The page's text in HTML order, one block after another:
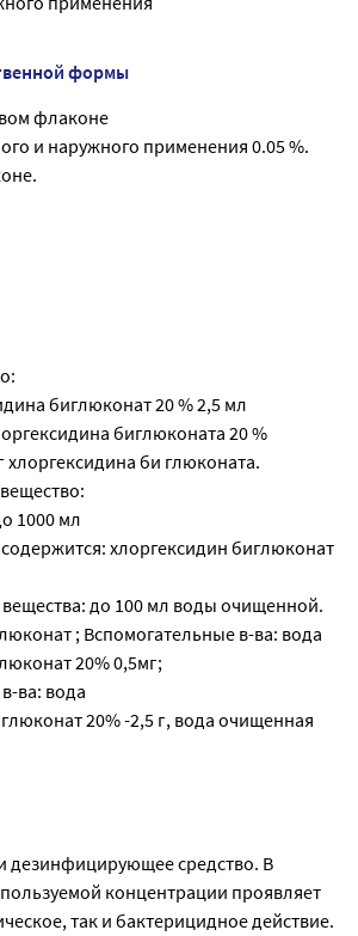
формы
флаконе
и наружного применения 0.05 %.
биглюконат 20 % 2,5 мл
биглюконата 20 %
хлоргексидина би глюконата.
1000 мл
хлоргексидин биглюконат
до 100 мл воды очищенной.
; Вспомогательные в-ва: вода
20% 0,5мг;
ва: вода
20% -2,5 г, вода очищенная
дезинфицирующее средство. В
концентрации проявляет
так и бактерицидное действие.